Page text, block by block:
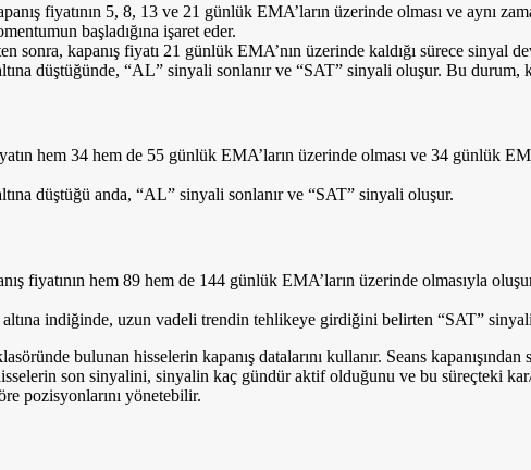
fiyatının 5, 8, 13 ve 21 günlük EMA’ların üzerinde olması ve aynı
başladığına işaret eder.
kapanış fiyatı 21 günlük EMA’nın üzerinde kaldığı sürece sinyal
düştüğünde, “AL” sinyali sonlanır ve “SAT” sinyali oluşur. Bu durum,
hem 34 hem de 55 günlük EMA’ların üzerinde olması ve 34 günlük
düştüğü anda, “AL” sinyali sonlanır ve “SAT” sinyali oluşur.
fiyatının hem 89 hem de 144 günlük EMA’ların üzerinde olmasıyla
indiğinde, uzun vadeli trendin tehlikeye girdiğini belirten “SAT”
bulunan hisselerin kapanış datalarını kullanır. Seans kapanışından
son sinyalini, sinyalin kaç gündür aktif olduğunu ve bu süreçteki
pozisyonlarını yönetebilir.